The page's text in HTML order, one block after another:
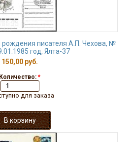
рождения писателя А.П. Чехова, №
год, Ялта-37
150,00 руб.
Количество: *
для заказа